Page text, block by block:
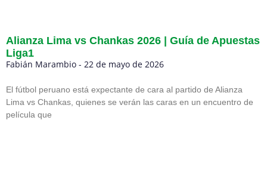
Alianza Lima vs Chankas 2026 | Guía de Apuestas
Liga1
Fabián Marambio 22 de mayo de 2026
El fútbol peruano está expectante de cara al partido de Alianza
Lima vs Chankas, quienes se verán las caras en un encuentro de
película que